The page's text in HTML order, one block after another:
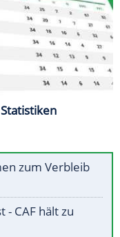
zum Verbleib
- CAF hält zu